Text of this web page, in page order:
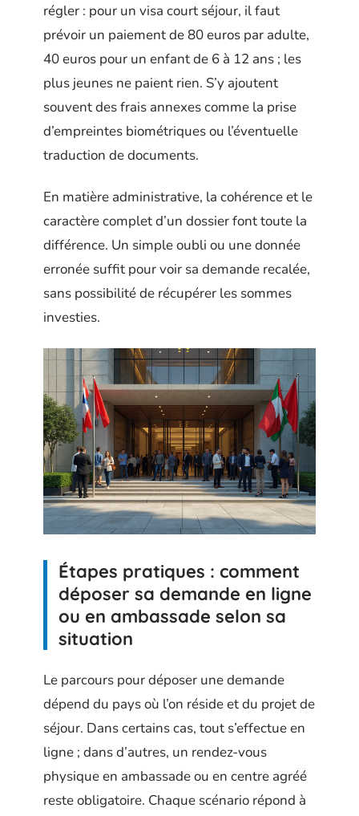
régler : pour un visa court séjour, il faut
prévoir un paiement de 80 euros par adulte,
40 euros pour un enfant de 6 à 12 ans ; les
plus jeunes ne paient rien. S’y ajoutent
souvent des frais annexes comme la prise
d’empreintes biométriques ou l’éventuelle
traduction de documents.
En matière administrative, la cohérence et le
caractère complet d’un dossier font toute la
différence. Un simple oubli ou une donnée
erronée suffit pour voir sa demande recalée,
sans possibilité de récupérer les sommes
investies.
Étapes pratiques : comment
déposer sa demande en ligne
ou en ambassade selon sa
situation
Le parcours pour déposer une demande
dépend du pays où l’on réside et du projet de
séjour. Dans certains cas, tout s’effectue en
ligne ; dans d’autres, un rendez-vous
physique en ambassade ou en centre agréé
reste obligatoire. Chaque scénario répond à